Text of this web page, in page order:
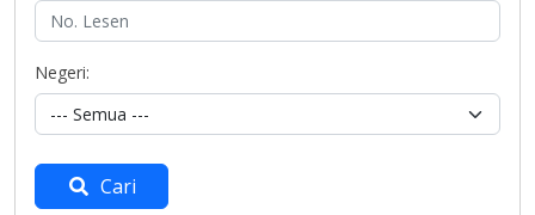
Negeri:
Cari